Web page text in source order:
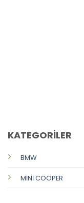
KATEGORİLER
BMW
MİNİ COOPER